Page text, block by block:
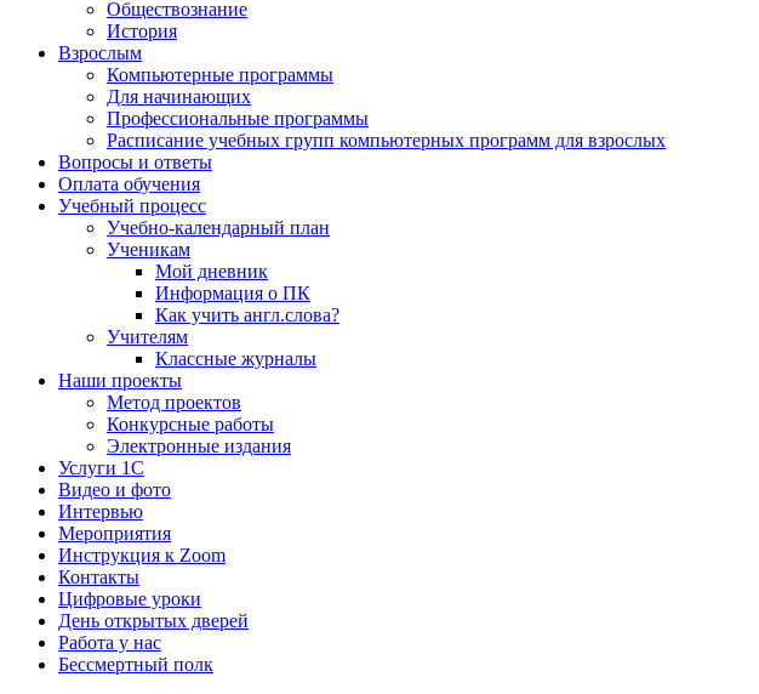
Обществознание
История
Взрослым
Компьютерные программы
Для начинающих
Профессиональные программы
Расписание учебных групп компьютерных программ для взрослых
Вопросы и ответы
Оплата обучения
Учебный процесс
Учебно-календарный план
Ученикам
Мой дневник
Информация о ПК
Как учить англ.слова?
Учителям
Классные журналы
Наши проекты
Метод проектов
Конкурсные работы
Электронные издания
Услуги 1C
Видео и фото
Интервью
Мероприятия
Инструкция к Zoom
Контакты
Цифровые уроки
День открытых дверей
Работа у нас
Бессмертный полк